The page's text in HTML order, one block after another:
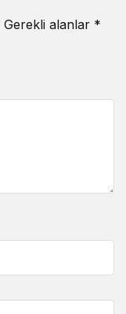
Gerekli alanlar *